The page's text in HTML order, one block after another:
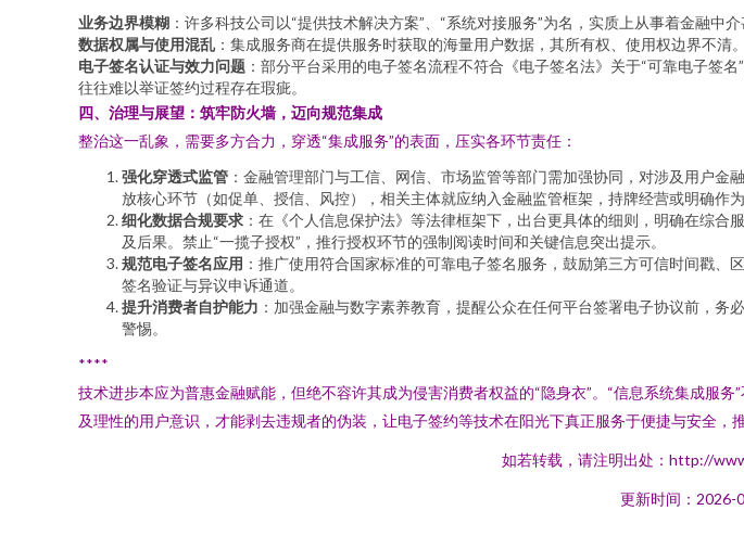
业务边界模糊 ：许多科技公司以“提供技术解决方案”、“系统对接服务”为名，实质上从事着金融
数据权属与使用混乱 ：集成服务商在提供服务时获取的海量用户数据，其所有权、使用权边界不
电子签名认证与效力问题 ：部分平台采用的电子签名流程不符合《电子签名法》关于“可靠电子签
往往难以举证签约过程存在瑕疵。
四、治理与展望：筑牢防火墙，迈向规范集成
整治这一乱象，需要多方合力，穿透“集成服务”的表面，压实各环节责任：
强化穿透式监管 ：金融管理部门与工信、网信、市场监管等部门需加强协同，对涉及用户
放核心环节（如促单、授信、风控），相关主体就应纳入金融监管框架，持牌经营或明确作
细化数据合规要求 ：在《个人信息保护法》等法律框架下，出台更具体的细则，明确在综
及后果。禁止“一揽子授权”，推行授权环节的强制阅读时间和关键信息突出提示。
规范电子签名应用 ：推广使用符合国家标准的可靠电子签名服务，鼓励第三方可信时间戳
签名验证与异议申诉通道。
提升消费者自护能力 ：加强金融与数字素养教育，提醒公众在任何平台签署电子协议前，
警惕。
****
技术进步本应为普惠金融赋能，但绝不容许其成为侵害消费者权益的“隐身衣”。“信息系统集成服
及理性的用户意识，才能剥去违规者的伪装，让电子签约等技术在阳光下真正服务于便捷与安全，
如若转载，请注明出处：http://
更新时间：2026-